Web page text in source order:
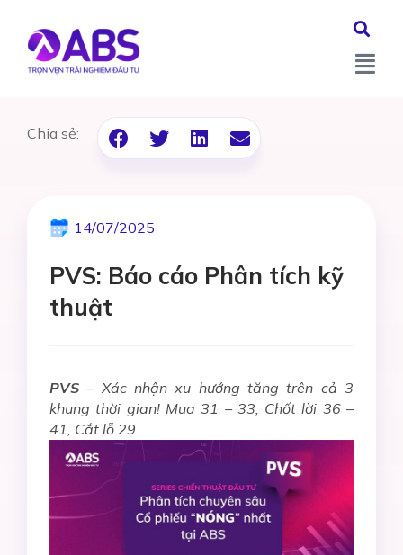
Chia sẻ:
14/07/2025
PVS: Báo cáo Phân tích kỹ
thuật
PVS – Xác nhận xu hướng tăng trên cả 3
khung thời gian! Mua 31 – 33, Chốt lời 36 –
41, Cắt lỗ 29.